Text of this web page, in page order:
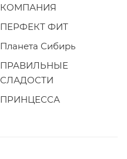
КОМПАНИЯ
ПЕРФЕКТ ФИТ
Планета Сибирь
ПРАВИЛЬНЫЕ
СЛАДОСТИ
ПРИНЦЕССА